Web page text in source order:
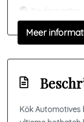
Keyless entry
Koplampen
Led
Led
Led
Park distance
Meer
Kök Automotives